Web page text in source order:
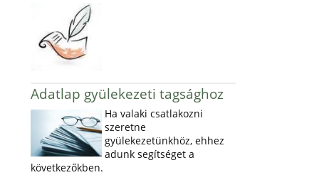
Adatlap gyülekezeti tagsághoz
Ha valaki csatlakozni
szeretne
gyülekezetünkhöz, ehhez
adunk segítséget a
következőkben.